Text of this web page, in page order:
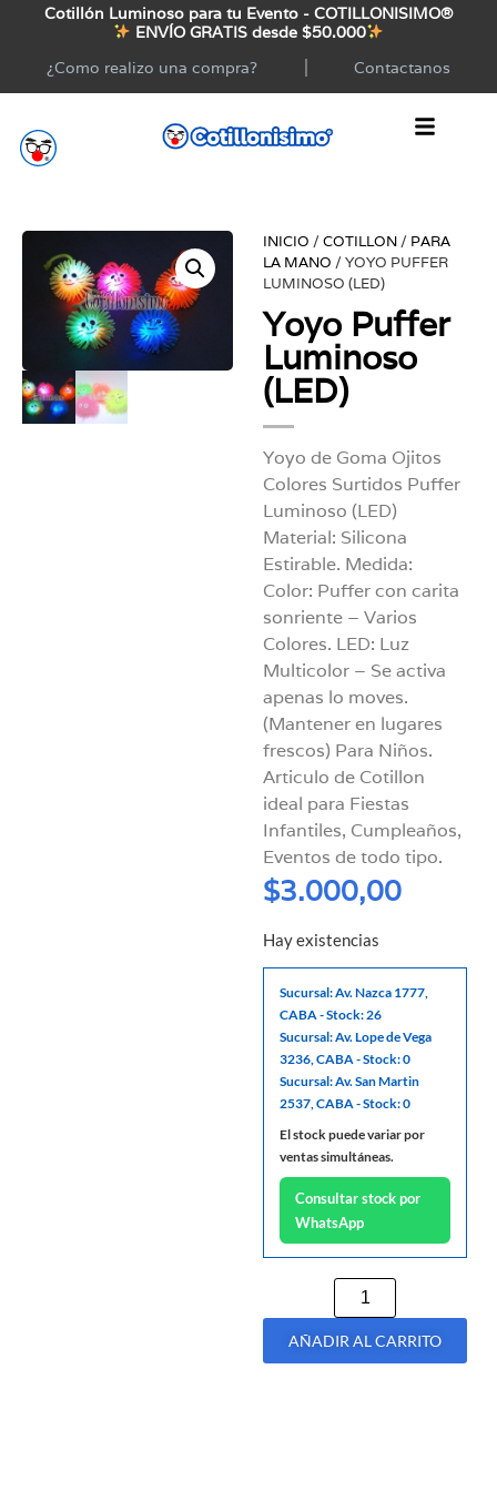
Cotillón Luminoso para tu Evento - COTILLONISIMO®
ENVÍO GRATIS desde $50.000
¿Como realizo una compra?
Contactanos
INICIO /COTILLON / PARA
LA MANO / YOYO PUFFER
LUMINOSO (LED)
Yoyo Puffer
Luminoso
(LED)
Yoyo de Goma Ojitos
Colores Surtidos Puffer
Luminoso (LED)
Material: Silicona
Estirable. Medida:
Color: Puffer con carita
sonriente – Varios
Colores. LED: Luz
Multicolor – Se activa
apenas lo moves.
(Mantener en lugares
frescos) Para Niños.
Articulo de Cotillon
ideal para Fiestas
Infantiles, Cumpleaños,
Eventos de todo tipo.
$3.000,00
Hay existencias
Sucursal: Av. Nazca 1777,
CABA - Stock: 26
Sucursal: Av. Lope de Vega
3236, CABA - Stock: 0
Sucursal: Av. San Martin
2537, CABA - Stock: 0
El stock puede variar por
ventas simultáneas.
Consultar stock por
WhatsApp
AÑADIR AL CARRITO